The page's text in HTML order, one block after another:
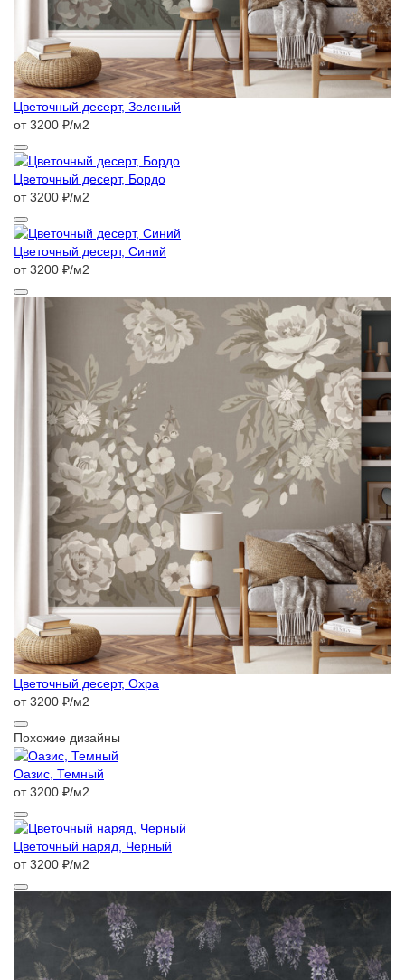
Цветочный десерт, Зеленый
от 3200 ₽/м2
Цветочный десерт, Бордо
от 3200 ₽/м2
Цветочный десерт, Синий
от 3200 ₽/м2
Цветочный десерт, Охра
от 3200 ₽/м2
Похожие дизайны
Оазис, Темный
от 3200 ₽/м2
Цветочный наряд, Черный
от 3200 ₽/м2